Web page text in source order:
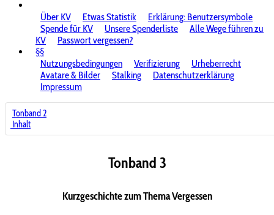
Über KV
Etwas Statistik
Erklärung: Benutzersymbole
Spende für KV
Unsere Spenderliste
Alle Wege führen zu
KV
Passwort vergessen?
§§
Nutzungsbedingungen
Verifizierung
Urheberrecht
Avatare & Bilder
Stalking
Datenschutzerklärung
Impressum
Tonband 2
Inhalt
Tonband 3
Kurzgeschichte zum Thema Vergessen